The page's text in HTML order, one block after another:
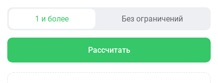
1 и более Без ограничений
Рассчитать